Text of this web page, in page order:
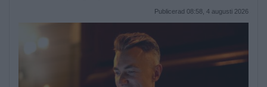
Publicerad 08:58, 4 augusti 2026